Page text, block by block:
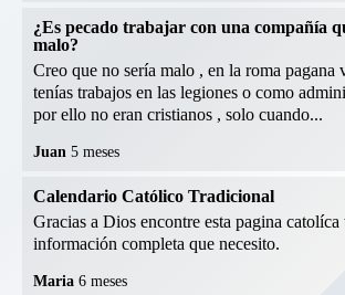
¿Es pecado trabajar con una compañía
malo?
Creo que no sería malo , en la roma pagana
tenías trabajos en las legiones o como
por ello no eran cristianos , solo cuando...
Juan 5 meses
Calendario Católico Tradicional
Gracias a Dios encontre esta pagina catolíca
información completa que necesito.
Maria 6 meses